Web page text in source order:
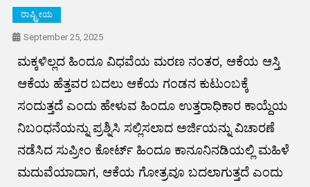
ರಾಷ್ಟ್ರೀಯ
September 25, 2025
ಮಕ್ಕಳಿಲ್ಲದ ಹಿಂದೂ ವಿಧವೆಯ ಮರಣ ನಂತರ, ಆಕೆಯ ಆಸ್ತಿ
ಆಕೆಯ ಹೆತ್ತವರ ಬದಲು ಆಕೆಯ ಗಂಡನ ಕುಟುಂಬಕ್ಕೆ
ಸಂದುತ್ತದೆ ಎಂದು ಹೇಳುವ ಹಿಂದೂ ಉತ್ತರಾಧಿಕಾರ ಕಾಯ್ದೆಯ
ನಿಬಂಧನೆಯನ್ನು ಪ್ರಶ್ನಿಸಿ ಸಲ್ಲಿಸಲಾದ ಅರ್ಜಿಯನ್ನು ವಿಚಾರಣೆ
ನಡೆಸಿದ ಸುಪ್ರೀಂ ಕೋರ್ಟ್ ಹಿಂದೂ ಕಾನೂನಿನಡಿಯಲ್ಲಿ ಮಹಿಳೆ
ಮದುವೆಯಾದಾಗ, ಆಕೆಯ ಗೋತ್ರವೂ ಬದಲಾಗುತ್ತದೆ ಎಂದು